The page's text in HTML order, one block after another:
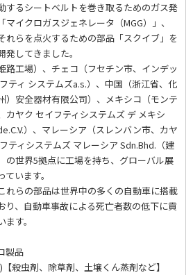
するシートベルトを巻き取るためのガス発
マイクロガスジェネレータ（MGG）」、
れらを点火するための部品「スクイブ」を
発してきました。
路工場）、チェコ（フセチン市、インデッ
ティ システムズa.s.）、中国（浙江省、化
）安全器材有限公司）、メキシコ（モンテ
カヤク セイフティシステムズ デ メキシ
）、マレーシア（スレンバン市、カヤ
ティシステムズ マレーシア Sdn.Bhd.（建
の世界5拠点に工場を持ち、グローバル展
ています。
れらの部品は世界中の多くの自動車に搭載
り、自動車事故による死亡者数の低下に貢
す。
製品
殺虫剤、除草剤、土壌くん蒸剤など】